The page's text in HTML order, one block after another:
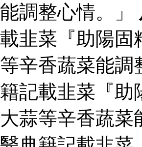
能調整心情。」
載韭菜『助陽固
等辛香蔬菜能調
籍記載韭菜『助
大蒜等辛香蔬菜